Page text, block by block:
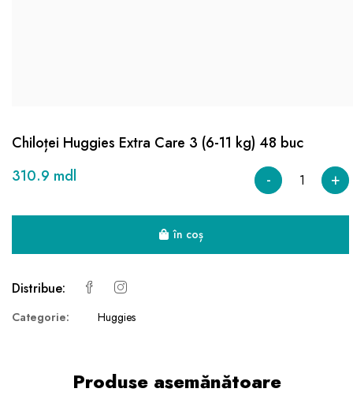
Chiloței Huggies Extra Care 3 (6-11 kg) 48 buc
310.9 mdl
- +
în coș
Distribue:
Categorie: Huggies
Produse asemănătoare